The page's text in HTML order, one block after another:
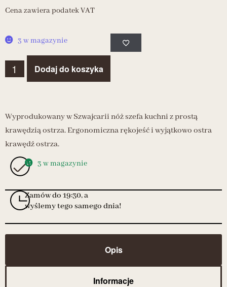
Cena zawiera podatek VAT
3 w magazynie
Dodaj do koszyka
Wyprodukowany w Szwajcarii nóż szefa kuchni z prostą
krawędzią ostrza. Ergonomiczna rękojeść i wyjątkowo ostra
krawędź ostrza.
3 w magazynie
Zamów do 19:30, a
wyślemy tego samego dnia!
Opis
Informacje